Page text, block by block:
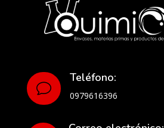
v
Teléfono:
0979616396